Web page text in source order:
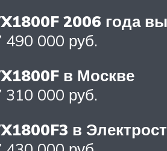
2006 года
000 руб.
в Москве
000 руб.
в